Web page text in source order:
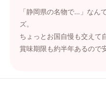
「静岡県の名物で…」なん
ズ。
ちょっとお国自慢も交えて
賞味期限も約半年あるので